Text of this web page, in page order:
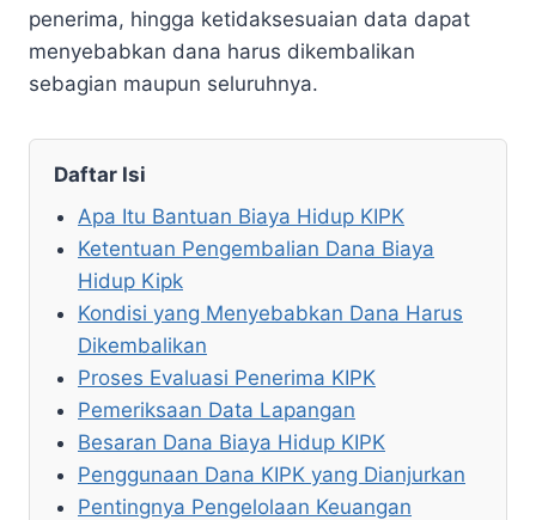
penerima, hingga ketidaksesuaian data dapat
menyebabkan dana harus dikembalikan
sebagian maupun seluruhnya.
Daftar Isi
Apa Itu Bantuan Biaya Hidup KIPK
Ketentuan Pengembalian Dana Biaya
Hidup Kipk
Kondisi yang Menyebabkan Dana Harus
Dikembalikan
Proses Evaluasi Penerima KIPK
Pemeriksaan Data Lapangan
Besaran Dana Biaya Hidup KIPK
Penggunaan Dana KIPK yang Dianjurkan
Pentingnya Pengelolaan Keuangan